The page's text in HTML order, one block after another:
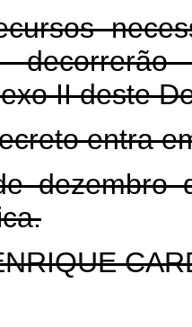
II deste
entra
dezembro